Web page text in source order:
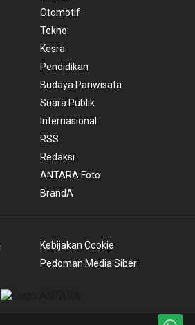
Otomotif
Tekno
Kesra
Pendidikan
Budaya Pariwisata
Suara Publik
Internasional
RSS
Redaksi
ANTARA Foto
BrandA
Kebijakan Cookie
Pedoman Media Siber